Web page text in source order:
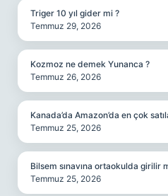
Triger 10 yıl gider mi ?
Temmuz 29, 2026
Kozmoz ne demek Yunanca ?
Temmuz 26, 2026
Kanada’da Amazon’da en çok
Temmuz 25, 2026
Bilsem sınavına ortaokulda girilir
Temmuz 25, 2026